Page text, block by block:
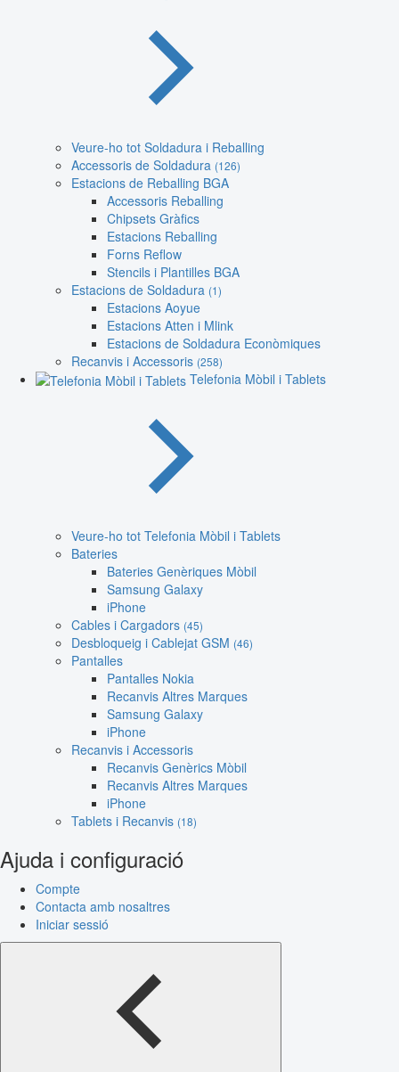
Veure-ho tot Soldadura i Reballing
Accessoris de Soldadura (126)
Estacions de Reballing BGA
Accessoris Reballing
Chipsets Gràfics
Estacions Reballing
Forns Reflow
Stencils i Plantilles BGA
Estacions de Soldadura (1)
Estacions Aoyue
Estacions Atten i Mlink
Estacions de Soldadura Econòmiques
Recanvis i Accessoris (258)
Telefonia Mòbil i Tablets
Veure-ho tot Telefonia Mòbil i Tablets
Bateries
Bateries Genèriques Mòbil
Samsung Galaxy
iPhone
Cables i Cargadors (45)
Desbloqueig i Cablejat GSM (46)
Pantalles
Pantalles Nokia
Recanvis Altres Marques
Samsung Galaxy
iPhone
Recanvis i Accessoris
Recanvis Genèrics Mòbil
Recanvis Altres Marques
iPhone
Tablets i Recanvis (18)
Ajuda i configuració
Compte
Contacta amb nosaltres
Iniciar sessió